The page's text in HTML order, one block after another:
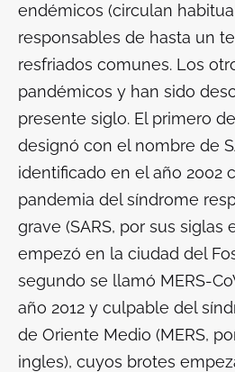
endémicos (circulan
responsables de hasta un
resfriados comunes. Los
pandémicos y han sido
presente siglo. El primero
designó con el nombre de
identificado en el año 2002
pandemia del síndrome
grave (SARS, por sus siglas
empezó en la ciudad del
segundo se llamó MERS-
año 2012 y culpable del
de Oriente Medio (MERS,
ingles), cuyos brotes